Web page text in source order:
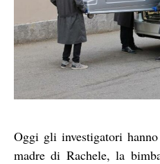
Oggi gli investigatori
madre di Rachele, la